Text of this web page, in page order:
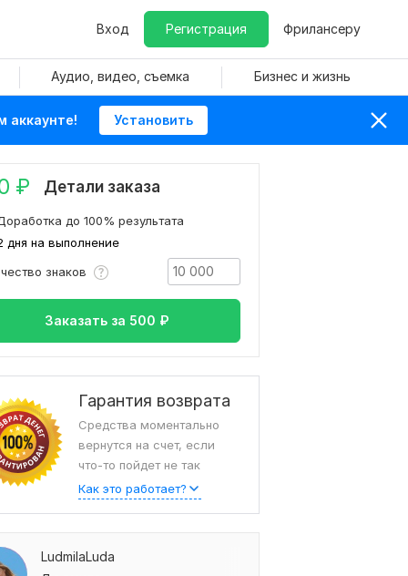
Вход Регистрация Фрилансеру
Аудио, видео, съемка Бизнес и жизнь
аккаунте! Установить
₽ Детали заказа
дня на выполнение
до 100% результата
знаков
Заказать за 500 ₽
Гарантия возврата
Средства моментально
вернутся на счет, если
что-то пойдет не так
Как это работает?
LudmilaLuda